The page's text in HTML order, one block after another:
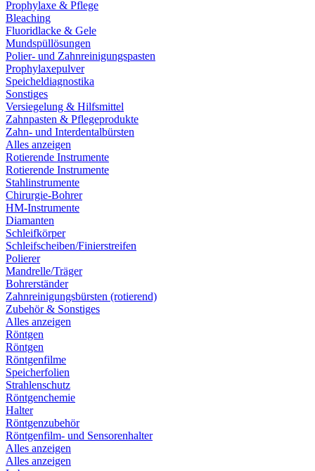
Prophylaxe & Pflege
Bleaching
Fluoridlacke & Gele
Mundspüllösungen
Polier- und Zahnreinigungspasten
Prophylaxepulver
Speicheldiagnostika
Sonstiges
Versiegelung & Hilfsmittel
Zahnpasten & Pflegeprodukte
Zahn- und Interdentalbürsten
Alles anzeigen
Rotierende Instrumente
Rotierende Instrumente
Stahlinstrumente
Chirurgie-Bohrer
HM-Instrumente
Diamanten
Schleifkörper
Schleifscheiben/Finierstreifen
Polierer
Mandrelle/Träger
Bohrerständer
Zahnreinigungsbürsten (rotierend)
Zubehör & Sonstiges
Alles anzeigen
Röntgen
Röntgen
Röntgenfilme
Speicherfolien
Strahlenschutz
Röntgenchemie
Halter
Röntgenzubehör
Röntgenfilm- und Sensorenhalter
Alles anzeigen
Alles anzeigen